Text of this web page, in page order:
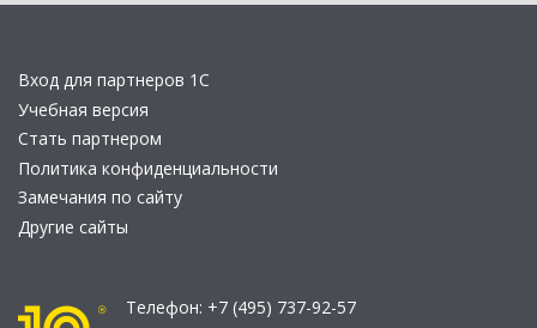
Вход для партнеров 1С
Учебная версия
Стать партнером
Политика конфиденциальности
Замечания по сайту
Другие сайты
Телефон: +7 (495) 737-92-57